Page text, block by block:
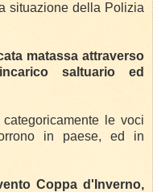
situazione della Polizia
matassa attraverso
saltuario ed
le voci
in paese, ed in
Coppa d'Inverno,